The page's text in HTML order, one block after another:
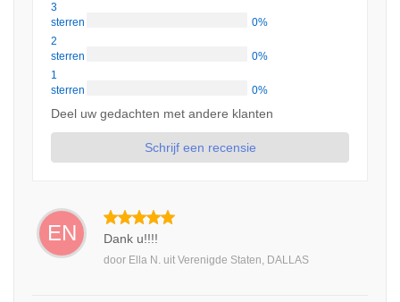
3
sterren
0%
2
sterren
0%
1
sterren
0%
Deel uw gedachten met andere klanten
Schrijf een recensie
EN Dank u!!!!
door Ella N. uit Verenigde Staten, DALLAS